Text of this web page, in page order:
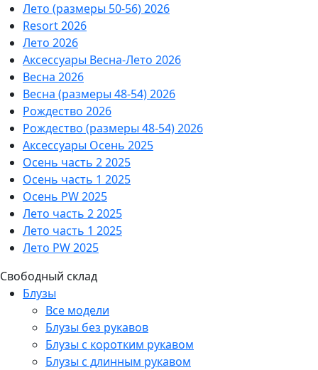
Лето (размеры 50-56) 2026
Resort 2026
Лето 2026
Аксессуары Весна-Лето 2026
Весна 2026
Весна (размеры 48-54) 2026
Рождество 2026
Рождество (размеры 48-54) 2026
Аксессуары Осень 2025
Осень часть 2 2025
Осень часть 1 2025
Осень PW 2025
Лето часть 2 2025
Лето часть 1 2025
Лето PW 2025
Свободный склад
Блузы
Все модели
Блузы без рукавов
Блузы с коротким рукавом
Блузы с длинным рукавом